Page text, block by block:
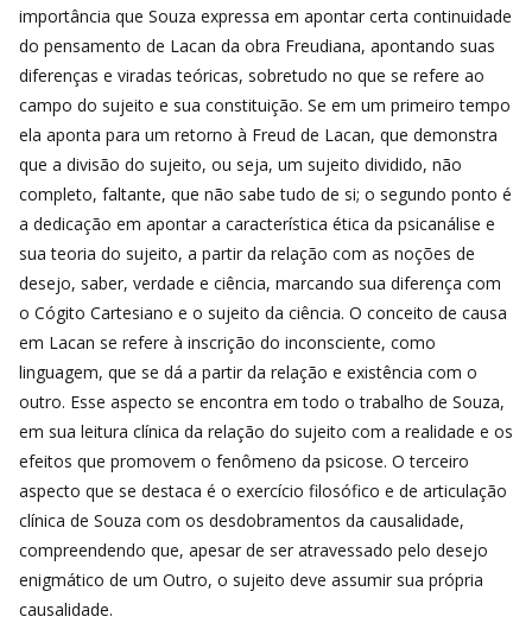
importância que Souza expressa em apontar certa continuidade
do pensamento de Lacan da obra Freudiana, apontando suas
diferenças e viradas teóricas, sobretudo no que se refere ao
campo do sujeito e sua constituição. Se em um primeiro tempo
ela aponta para um retorno à Freud de Lacan, que demonstra
que a divisão do sujeito, ou seja, um sujeito dividido, não
completo, faltante, que não sabe tudo de si; o segundo ponto é
a dedicação em apontar a característica ética da psicanálise e
sua teoria do sujeito, a partir da relação com as noções de
desejo, saber, verdade e ciência, marcando sua diferença com
o Cógito Cartesiano e o sujeito da ciência. O conceito de causa
em Lacan se refere à inscrição do inconsciente, como
linguagem, que se dá a partir da relação e existência com o
outro. Esse aspecto se encontra em todo o trabalho de Souza,
em sua leitura clínica da relação do sujeito com a realidade e os
efeitos que promovem o fenômeno da psicose. O terceiro
aspecto que se destaca é o exercício filosófico e de articulação
clínica de Souza com os desdobramentos da causalidade,
compreendendo que, apesar de ser atravessado pelo desejo
enigmático de um Outro, o sujeito deve assumir sua própria
causalidade.